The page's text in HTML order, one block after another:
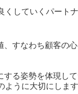
くしていくパート
、すなわち顧客の
る姿勢を体現して
うに大切にしま